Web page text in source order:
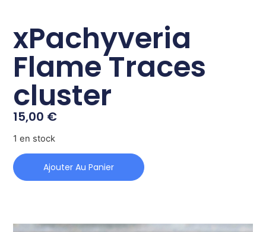
xPachyveria
Flame Traces
cluster
15,00 €
1 en stock
Ajouter Au Panier